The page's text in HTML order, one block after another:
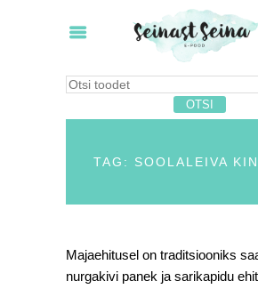
TAG: SOOLALEIVA
Majaehitusel on traditsiooniks
nurgakivi panek ja sarikapidu